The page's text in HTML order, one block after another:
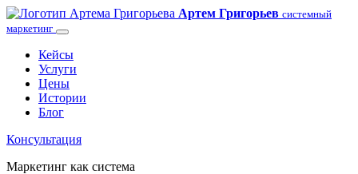
Артем Григорьев системный
маркетинг
Кейсы
Услуги
Цены
Истории
Блог
Консультация
Маркетинг как система